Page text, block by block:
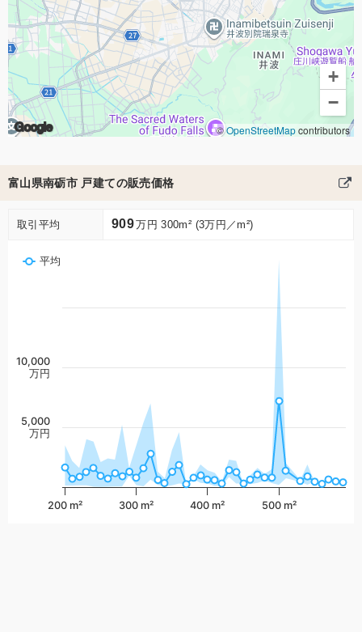
Google
+
−
©OpenStreetMapcontributors
富山県南砺市 戸建ての販売価格
取引平均 909万円 300m² (3万円／m²)
平均
200 m² 300 m² 400 m² 500 m²
5,000
万円
10,000
万円